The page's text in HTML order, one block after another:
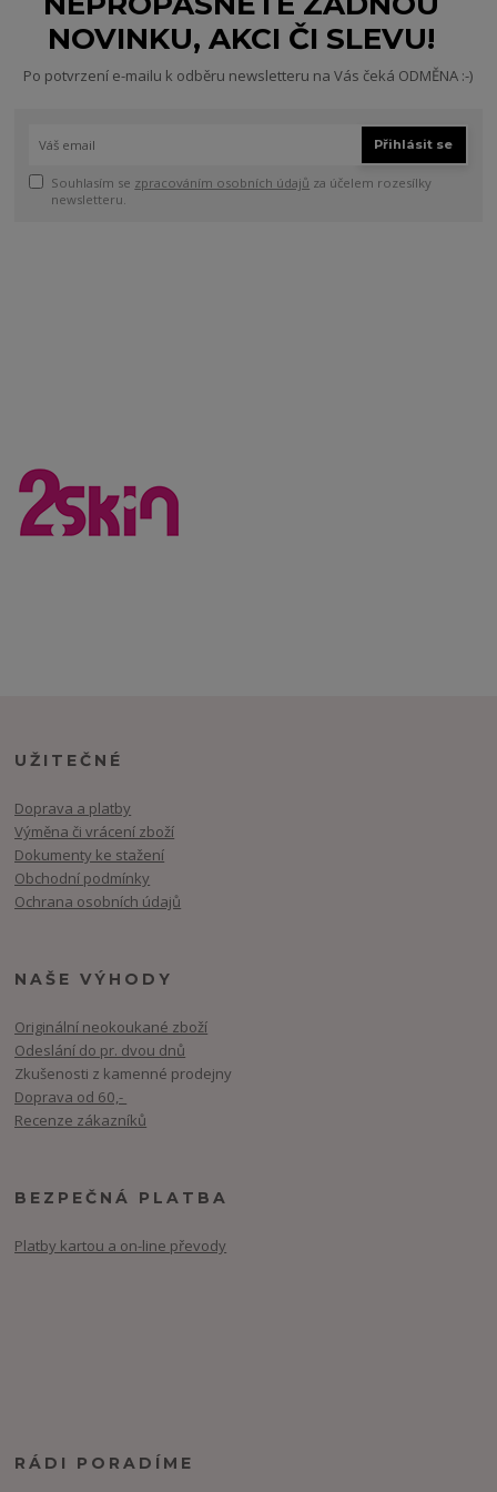
NOVINKU, AKCI ČI SLEVU!
Po potvrzení e-mailu k odběru newsletteru na Vás čeká ODMĚNA :-)
Přihlásit se
Souhlasím se zpracováním osobních údajů za účelem rozesílky
newsletteru.
UŽITEČNÉ
Doprava a platby
Výměna či vrácení zboží
Dokumenty ke stažení
Obchodní podmínky
Ochrana osobních údajů
NAŠE VÝHODY
Originální neokoukané zboží
Odeslání do pr. dvou dnů
Zkušenosti z kamenné prodejny
Doprava od 60,-
Recenze zákazníků
BEZPEČNÁ PLATBA
Platby kartou a on-line převody
RÁDI PORADÍME